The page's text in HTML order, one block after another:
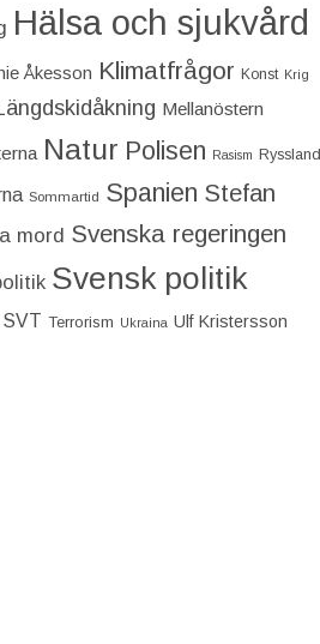
Hälsa och sjukvård
Åkesson Klimatfrågor Konst Krig
Mellanöstern
Natur Polisen Rasism Ryssland
Sommartid Spanien Stefan
mord Svenska regeringen
Svensk politik
SVT Terrorism Ukraina Ulf Kristersson